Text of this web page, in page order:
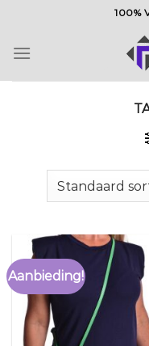
inhoud
100%
Aanbieding!